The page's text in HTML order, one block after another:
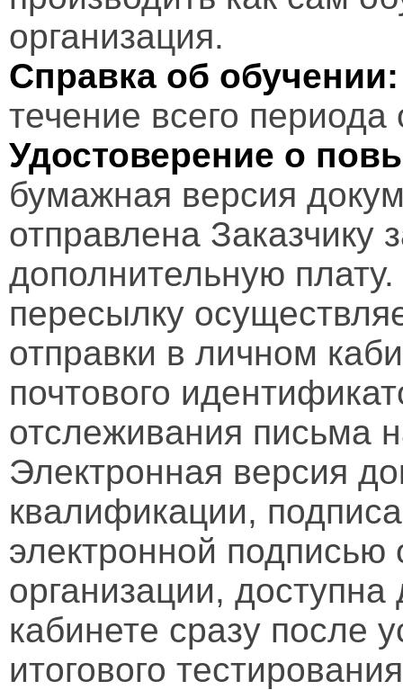
организация.
Справка об обучении:
течение всего периода
Удостоверение о
бумажная версия
отправлена Заказчику
дополнительную
пересылку
отправки в личном
почтового
отслеживания письма
Электронная версия
квалификации,
электронной подписью
организации,
кабинете сразу после
итогового